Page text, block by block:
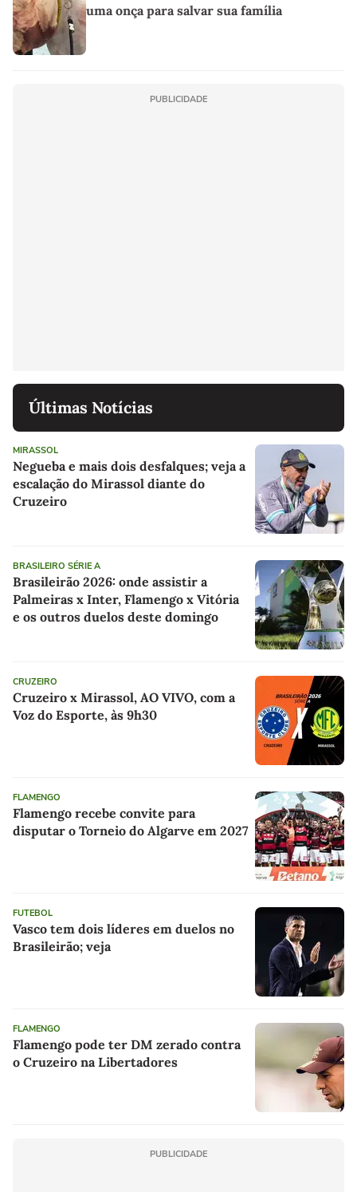
uma onça para salvar sua família
PUBLICIDADE
Últimas Notícias
MIRASSOL
Negueba e mais dois desfalques; veja a
escalação do Mirassol diante do
Cruzeiro
BRASILEIRO SÉRIE A
Brasileirão 2026: onde assistir a
Palmeiras x Inter, Flamengo x Vitória
e os outros duelos deste domingo
CRUZEIRO
Cruzeiro x Mirassol, AO VIVO, com a
Voz do Esporte, às 9h30
FLAMENGO
Flamengo recebe convite para
disputar o Torneio do Algarve em 2027
FUTEBOL
Vasco tem dois líderes em duelos no
Brasileirão; veja
FLAMENGO
Flamengo pode ter DM zerado contra
o Cruzeiro na Libertadores
PUBLICIDADE